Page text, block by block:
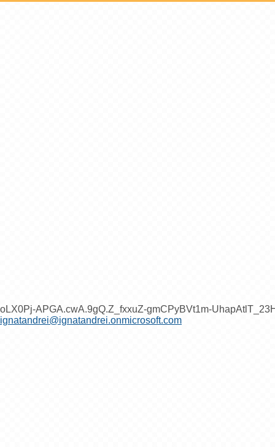
oLX0Pj-APGA.cwA.9gQ.Z_fxxuZ-gmCPyBVt1m-
ignatandrei@ignatandrei.onmicrosoft.com